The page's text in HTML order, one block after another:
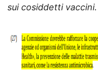
sui cosiddetti vaccini.